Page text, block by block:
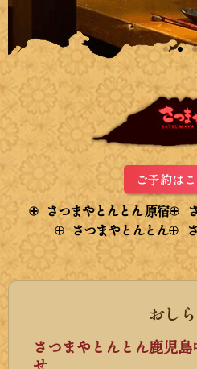
ご予約は
さつまやとんとん 原宿
さつまやとんとん
おし
さつまやとんとん鹿児